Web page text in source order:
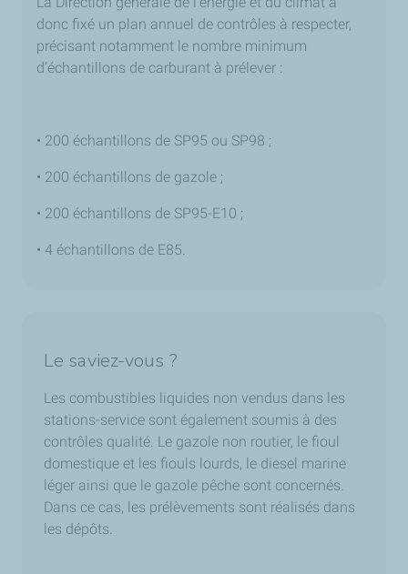
donc fixé un plan annuel de contrôles à respecter,
précisant notamment le nombre minimum
d’échantillons de carburant à prélever :
• 200 échantillons de SP95 ou SP98 ;
• 200 échantillons de gazole ;
• 200 échantillons de SP95-E10 ;
• 4 échantillons de E85.
Le saviez-vous ?
Les combustibles liquides non vendus dans les
stations-service sont également soumis à des
contrôles qualité. Le gazole non routier, le fioul
domestique et les fiouls lourds, le diesel marine
léger ainsi que le gazole pêche sont concernés.
Dans ce cas, les prélèvements sont réalisés dans
les dépôts.